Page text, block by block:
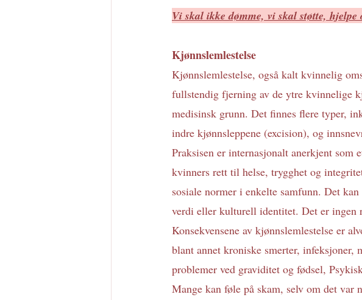
Vi skal ikke dømme, vi skal støtte, hjelpe
Kjønnslemlestelse
Kjønnslemlestelse, også kalt kvinnelig
fullstendig fjerning av de ytre kvinnelige
medisinsk grunn. Det finnes flere typer,
indre kjønnsleppene (excision), og
Praksisen er internasjonalt anerkjent som
kvinners rett til helse, trygghet og
sosiale normer i enkelte samfunn. Det
verdi eller kulturell identitet. Det er ingen
Konsekvensene av kjønnslemlestelse er
blant annet kroniske smerter, infeksjoner,
problemer ved graviditet og fødsel,
Mange kan føle på skam, selv om det var